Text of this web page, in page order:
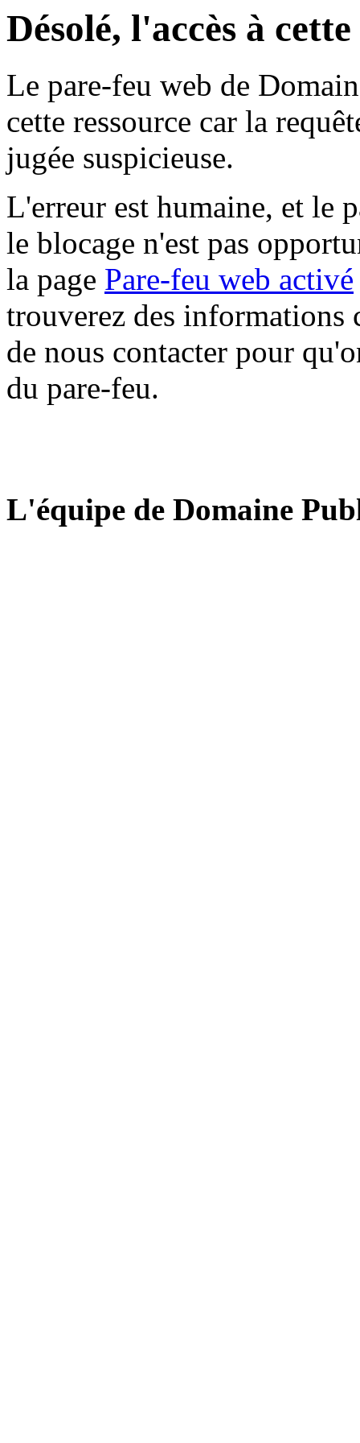
Désolé, l'accès à
Le pare-feu web de
cette ressource car la
jugée suspicieuse.
L'erreur est humaine, et le
le blocage n'est pas
la page Pare-feu web activé
trouverez des informations
de nous contacter pour
du pare-feu.
L'équipe de Domaine